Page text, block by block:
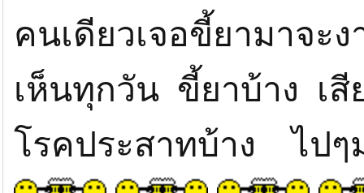
คนเดียวเจอขี้ยามาจ
เห็นทุกวัน ขี้ยาบ้าง เ
โรคประสาทบ้าง ไปๆ